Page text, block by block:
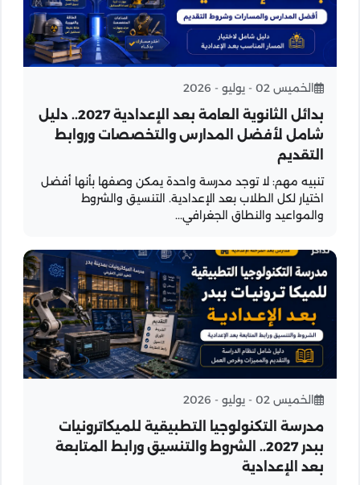
الخميس 02 - يوليو - 2026
بدائل الثانوية العامة بعد الإعدادية 2027.. دليل
شامل لأفضل المدارس والتخصصات وروابط
التقديم
تنبيه مهم: لا توجد مدرسة واحدة يمكن وصفها بأنها أفضل
اختيار لكل الطلاب بعد الإعدادية. التنسيق والشروط
والمواعيد والنطاق الجغرافي...
الخميس 02 - يوليو - 2026
مدرسة التكنولوجيا التطبيقية للميكاترونيات
ببدر 2027.. الشروط والتنسيق ورابط المتابعة
بعد الإعدادية